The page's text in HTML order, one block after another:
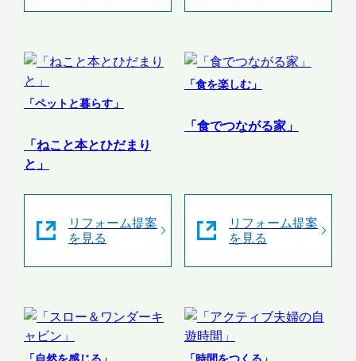
「ペットと暮らす」
「ねこと本とひだまり
と」
リフォーム提案
を見る
「食を楽しむ」
「食でつながる家」
リフォーム提案
を見る